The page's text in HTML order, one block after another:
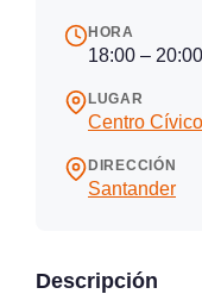
HORA
18:00 –
LUGAR
Centro
DIRECCIÓN
Santander
Descripción